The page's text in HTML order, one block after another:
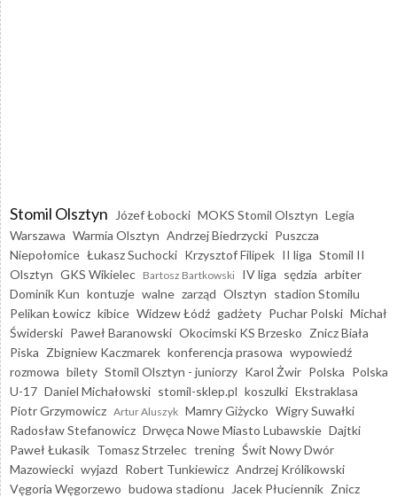
Stomil Olsztyn Józef Łobocki MOKS Stomil Olsztyn Legia
Warszawa Warmia Olsztyn Andrzej Biedrzycki Puszcza
Niepołomice Łukasz Suchocki Krzysztof Filipek II liga Stomil II
Olsztyn GKS Wikielec Bartosz Bartkowski IV liga sędzia arbiter
Dominik Kun kontuzje walne zarząd Olsztyn stadion Stomilu
Pelikan Łowicz kibice Widzew Łódź gadżety Puchar Polski Michał
Świderski Paweł Baranowski Okocimski KS Brzesko Znicz Biała
Piska Zbigniew Kaczmarek konferencja prasowa wypowiedź
rozmowa bilety Stomil Olsztyn - juniorzy Karol Żwir Polska Polska
U-17 Daniel Michałowski stomil-sklep.pl koszulki Ekstraklasa
Piotr Grzymowicz Artur Aluszyk Mamry Giżycko Wigry Suwałki
Radosław Stefanowicz Drwęca Nowe Miasto Lubawskie Dajtki
Paweł Łukasik Tomasz Strzelec trening Świt Nowy Dwór
Mazowiecki wyjazd Robert Tunkiewicz Andrzej Królikowski
Vęgoria Węgorzewo budowa stadionu Jacek Płuciennik Znicz